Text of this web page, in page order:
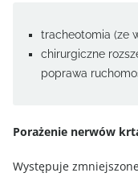
tracheotomia (ze
chirurgiczne
poprawa
Porażenie nerwów
Występuje